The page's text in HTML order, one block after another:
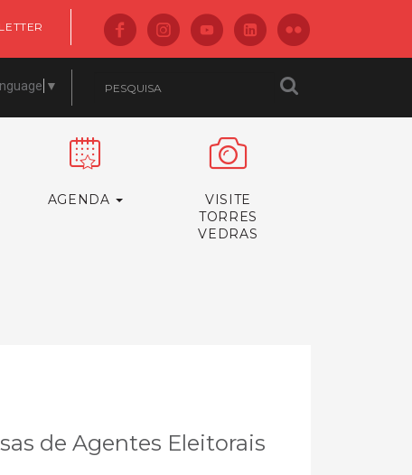
▼
AGENDA
VISITE
TORRES
VEDRAS
de Agentes Eleitorais